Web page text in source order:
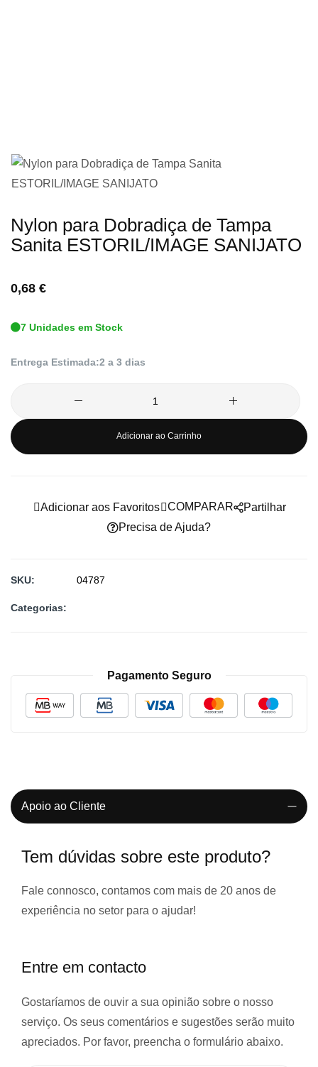
para
o
da
de
Nylon para Dobradiça de Tampa
Sanita ESTORIL/IMAGE SANIJATO
0,68 €
7 Unidades em Stock
Entrega Estimada:2 a 3 dias
Adicionar ao Carrinho
Adicionar aos Favoritos
COMPARAR
Precisa de Ajuda?
Partilhar
SKU 04787
Categorias:
Pagamento Seguro
Apoio ao Cliente
Tem dúvidas sobre este produto?
Fale connosco, contamos com mais de 20 anos de
experiência no setor para o ajudar!
Entre em contacto
Gostaríamos de ouvir a sua opinião sobre o nosso
serviço. Os seus comentários e sugestões serão muito
apreciados. Por favor, preencha o formulário abaixo.